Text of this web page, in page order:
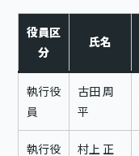
役員区
分
氏名
執行役
員
古田 周
平
執行役
村上 正